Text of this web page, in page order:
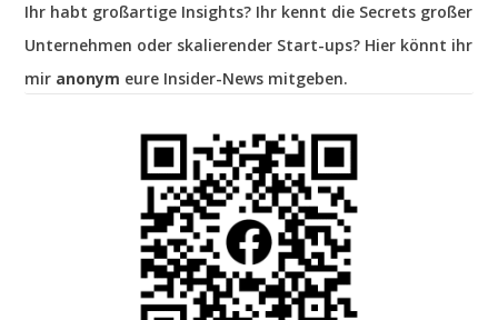
Ihr habt großartige Insights? Ihr kennt die Secrets großer
Unternehmen oder skalierender Start-ups? Hier könnt ihr
mir anonym eure Insider-News mitgeben.